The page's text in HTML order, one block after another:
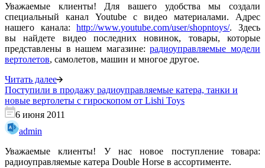
Уважаемые клиенты! Для вашего удобства мы создали
специальный канал Youtube с видео материалами. Адрес
нашего канала:http://www.youtube.com/user/shopntoys/. Здесь
вы найдете видео последних новинок, товары, которые
представлены в нашем магазине:радиоуправляемые модели
вертолетов, самолетов, машин и многое другое.
Читать далее
Поступили в продажу радиоуправляемые катера, танки и
новые вертолеты с гироскопом от Lishi Toys
6 июня 2011
admin
Уважаемые клиенты! У нас новое поступление товара:
радиоуправляемые катера Double Horse в ассортименте.